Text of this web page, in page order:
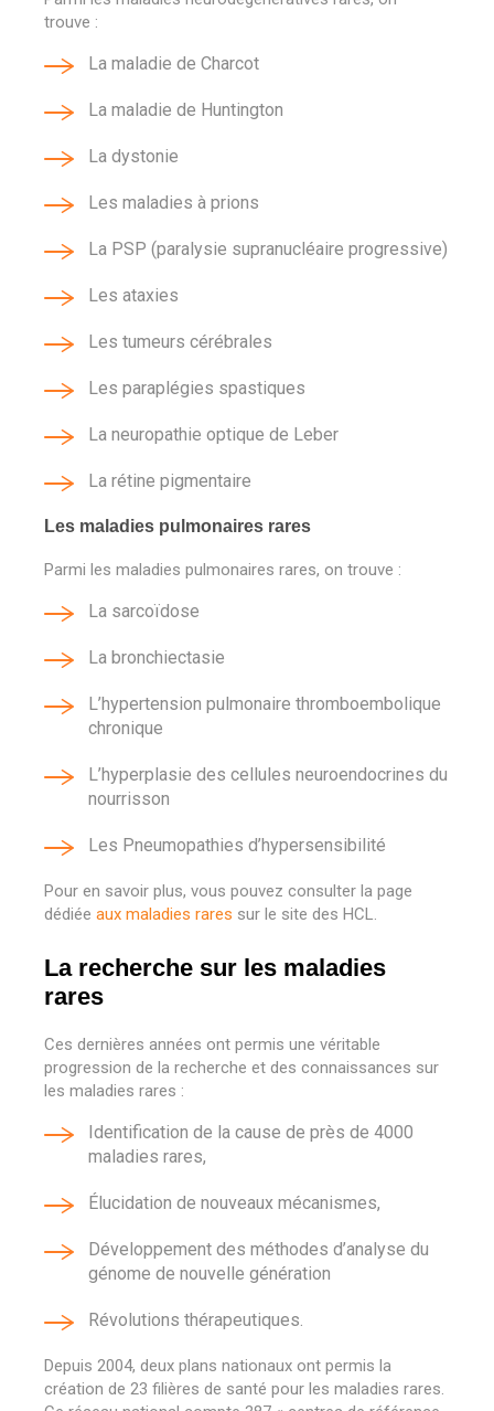
trouve :
La maladie de Charcot
La maladie de Huntington
La dystonie
Les maladies à prions
La PSP (paralysie supranucléaire progressive)
Les ataxies
Les tumeurs cérébrales
Les paraplégies spastiques
La neuropathie optique de Leber
La rétine pigmentaire
Les maladies pulmonaires rares
Parmi les maladies pulmonaires rares, on trouve :
La sarcoïdose
La bronchiectasie
L’hypertension pulmonaire thromboembolique
chronique
L’hyperplasie des cellules neuroendocrines du
nourrisson
Les Pneumopathies d’hypersensibilité
Pour en savoir plus, vous pouvez consulter la page
dédiée aux maladies rares sur le site des HCL.
La recherche sur les maladies
rares
Ces dernières années ont permis une véritable
progression de la recherche et des connaissances sur
les maladies rares :
Identification de la cause de près de 4000
maladies rares,
Élucidation de nouveaux mécanismes,
Développement des méthodes d’analyse du
génome de nouvelle génération
Révolutions thérapeutiques.
Depuis 2004, deux plans nationaux ont permis la
création de 23 filières de santé pour les maladies rares.